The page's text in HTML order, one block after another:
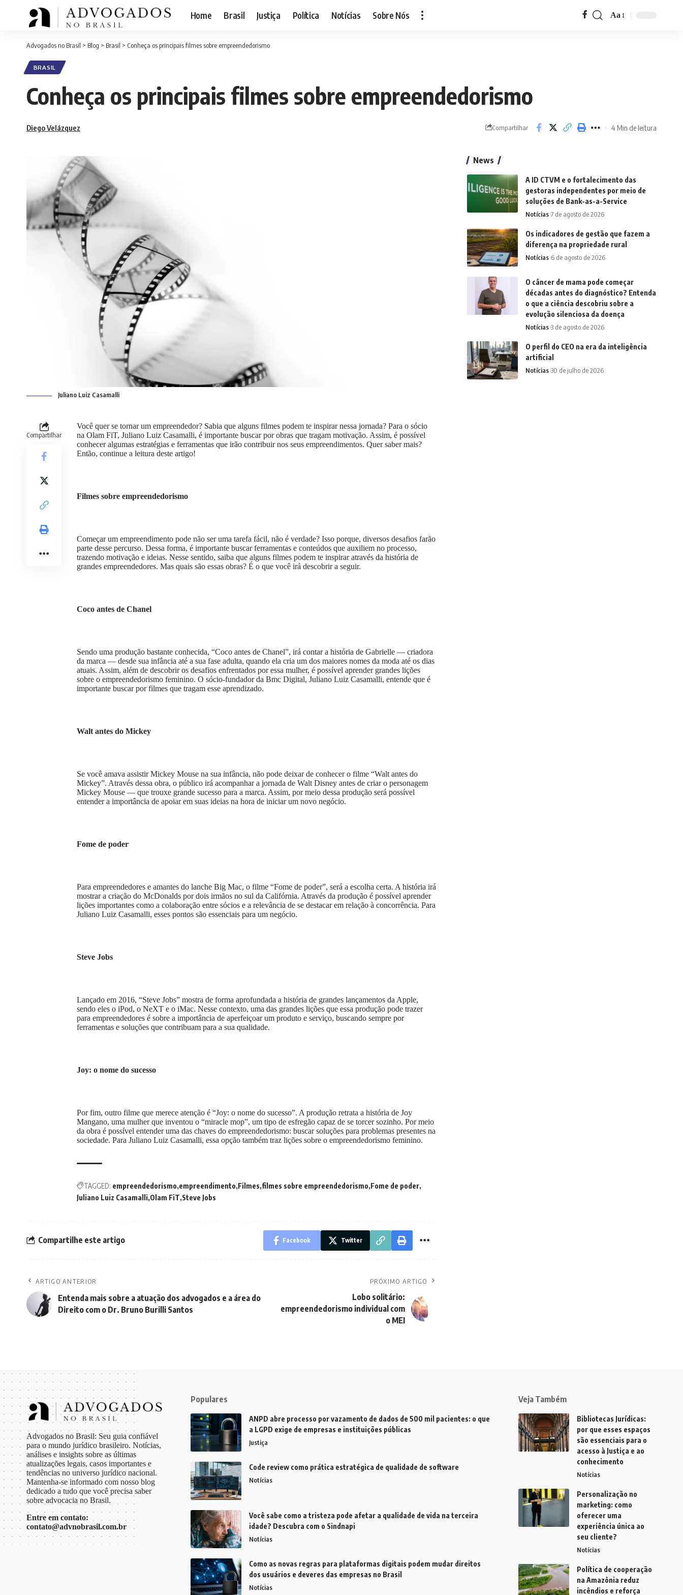
Home Brasil Justiça Política Notícias Sobre Nós
Font
Aa
Advogados no Brasil > Blog > Brasil > Conheça os principais filmes sobre empreendedorismo
BRASIL
Conheça os principais filmes sobre empreendedorismo
Diego Velázquez Compartilhar 4 Min de leitura
Juliano Luiz Casamalli
Compartilhar
Você quer se tornar um empreendedor? Sabia que alguns filmes podem te inspirar nessa jornada? Para o sócio
na Olam FiT, Juliano Luiz Casamalli, é importante buscar por obras que tragam motivação. Assim, é possível
conhecer algumas estratégias e ferramentas que irão contribuir nos seus empreendimentos. Quer saber mais?
Então, continue a leitura deste artigo!
Filmes sobre empreendedorismo
Começar um empreendimento pode não ser uma tarefa fácil, não é verdade? Isso porque, diversos desafios farão
parte desse percurso. Dessa forma, é importante buscar ferramentas e conteúdos que auxiliem no processo,
trazendo motivação e ideias. Nesse sentido, saiba que alguns filmes podem te inspirar através da história de
grandes empreendedores. Mas quais são essas obras? É o que você irá descobrir a seguir.
Coco antes de Chanel
Sendo uma produção bastante conhecida, “Coco antes de Chanel”, irá contar a história de Gabrielle — criadora
da marca — desde sua infância até a sua fase adulta, quando ela cria um dos maiores nomes da moda até os dias
atuais. Assim, além de descobrir os desafios enfrentados por essa mulher, é possível aprender grandes lições
sobre o empreendedorismo feminino. O sócio-fundador da Bmc Digital, Juliano Luiz Casamalli, entende que é
importante buscar por filmes que tragam esse aprendizado.
Walt antes do Mickey
Se você amava assistir Mickey Mouse na sua infância, não pode deixar de conhecer o filme “Walt antes do
Mickey”. Através dessa obra, o público irá acompanhar a jornada de Walt Disney antes de criar o personagem
Mickey Mouse — que trouxe grande sucesso para a marca. Assim, por meio dessa produção será possível
entender a importância de apoiar em suas ideias na hora de iniciar um novo negócio.
Fome de poder
Para empreendedores e amantes do lanche Big Mac, o filme “Fome de poder”, será a escolha certa. A história irá
mostrar a criação do McDonalds por dois irmãos no sul da Califórnia. Através da produção é possível aprender
lições importantes como a colaboração entre sócios e a relevância de se destacar em relação à concorrência. Para
Juliano Luiz Casamalli, esses pontos são essenciais para um negócio.
Steve Jobs
Lançado em 2016, “Steve Jobs” mostra de forma aprofundada a história de grandes lançamentos da Apple,
sendo eles o iPod, o NeXT e o iMac. Nesse contexto, uma das grandes lições que essa produção pode trazer
para empreendedores é sobre a importância de aperfeiçoar um produto e serviço, buscando sempre por
ferramentas e soluções que contribuam para a sua qualidade.
Joy: o nome do sucesso
Por fim, outro filme que merece atenção é “Joy: o nome do sucesso”. A produção retrata a história de Joy
Mangano, uma mulher que inventou o “miracle mop”, um tipo de esfregão capaz de se torcer sozinho. Por meio
da obra é possível entender uma das chaves do empreendedorismo: buscar soluções para problemas presentes na
sociedade. Para Juliano Luiz Casamalli, essa opção também traz lições sobre o empreendedorismo feminino.
TAGGED: empreendedorismo empreendimento Filmes filmes sobre empreendedorismo Fome de poder
Juliano Luiz Casamalli Olam FiT Steve Jobs
Compartilhe este artigo Facebook Twitter
ARTIGO ANTERIOR
Entenda mais sobre a atuação dos advogados e a área do
Direito com o Dr. Bruno Burilli Santos
PRÓXIMO ARTIGO
Lobo solitário:
empreendedorismo individual com
o MEI
News
A ID CTVM e o fortalecimento das
gestoras independentes por meio de
soluções de Bank-as-a-Service
Notícias 7 de agosto de 2026
Os indicadores de gestão que fazem a
diferença na propriedade rural
Notícias 6 de agosto de 2026
O câncer de mama pode começar
décadas antes do diagnóstico? Entenda
o que a ciência descobriu sobre a
evolução silenciosa da doença
Notícias 3 de agosto de 2026
O perfil do CEO na era da inteligência
artificial
Notícias 30 de julho de 2026
Advogados no Brasil: Seu guia confiável
para o mundo jurídico brasileiro. Notícias,
análises e insights sobre as últimas
atualizações legais, casos importantes e
tendências no universo jurídico nacional.
Mantenha-se informado com nosso blog
dedicado a tudo que você precisa saber
sobre advocacia no Brasil.
Entre em contato:
contato@advnobrasil.com.br
Populares
ANPD abre processo por vazamento de dados de 500 mil pacientes: o que
a LGPD exige de empresas e instituições públicas
Justiça
Code review como prática estratégica de qualidade de software
Notícias
Você sabe como a tristeza pode afetar a qualidade de vida na terceira
idade? Descubra com o Sindnapi
Notícias
Como as novas regras para plataformas digitais podem mudar direitos
dos usuários e deveres das empresas no Brasil
Notícias
Veja Também
Bibliotecas Jurídicas:
por que esses espaços
são essenciais para o
acesso à Justiça e ao
conhecimento
Notícias
Personalização no
marketing: como
oferecer uma
experiência única ao
seu cliente?
Notícias
Política de cooperação
na Amazônia reduz
incêndios e reforça